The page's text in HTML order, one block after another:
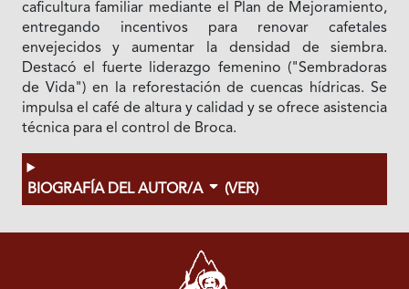
caficultura familiar mediante el Plan de Mejoramiento,
entregando incentivos para renovar cafetales
envejecidos y aumentar la densidad de siembra.
Destacó el fuerte liderazgo femenino ("Sembradoras
de Vida") en la reforestación de cuencas hídricas. Se
impulsa el café de altura y calidad y se ofrece asistencia
técnica para el control de Broca.
BIOGRAFÍA DEL AUTOR/A (VER)